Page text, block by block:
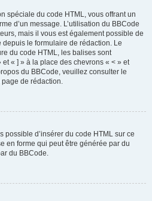
spéciale du code HTML, vous offrant un
d’un message. L’utilisation du BBCode
mais il vous est également possible de
depuis le formulaire de rédaction. Le
du code HTML, les balises sont
« ] » à la place des chevrons « < » et
du BBCode, veuillez consulter le
de rédaction.
possible d’insérer du code HTML sur ce
en forme qui peut être générée par du
du BBCode.